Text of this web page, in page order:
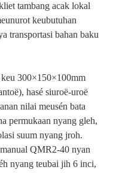
tambang acak lokal
keubutuhan
transportasi bahan baku
300×150×100mm
hasé siuroë-uroë
nilai meusén bata
permukaan nyang gleh,
suum nyang jroh.
QMR2-40 nyan
nyang teubai jih 6 inci,